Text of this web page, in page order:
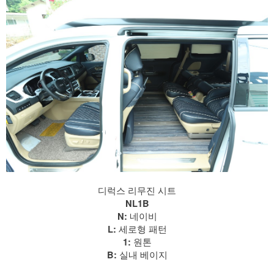
디럭스 리무진 시트
NL1B
N: 네이비
L: 세로형 패턴
1: 원톤
B: 실내 베이지